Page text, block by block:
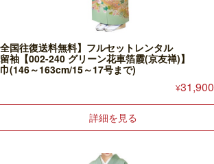
国往復送料無料】フルセットレンタル
袖【002-240 グリーン花車箔霞(京友禅)】
(146～163cm/15～17号まで)
¥31,900
詳細を見る